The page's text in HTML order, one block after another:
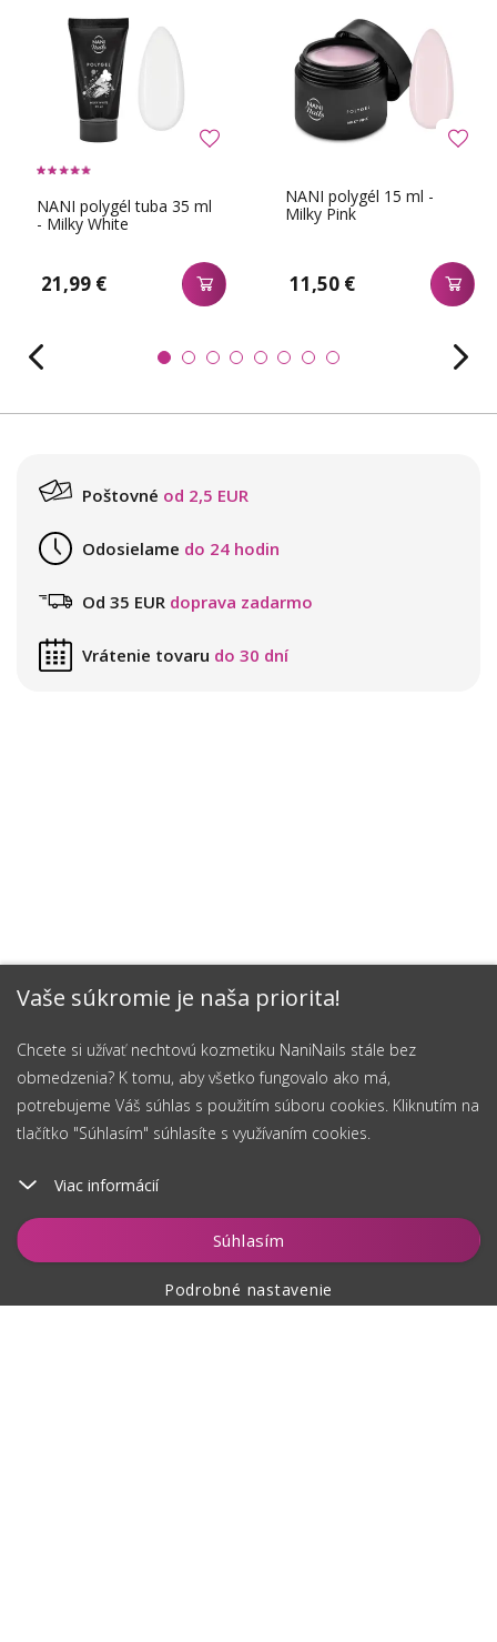
Vaše súkromie je naša priorita!
Chcete si užívať nechtovú kozmetiku NaniNails stále bez
obmedzenia? K tomu, aby všetko fungovalo ako má,
potrebujeme Váš súhlas s použitím súboru cookies. Kliknutím na
tlačítko "Súhlasím" súhlasíte s využívaním cookies.
Viac informácií
Súhlasím
Podrobné nastavenie
Vložiť do košíka
NANI polygél tuba 35 ml
- Milky White
21,99 €
NANI polygél 15 ml -
Milky Pink
11,50 €
Poštovné od 2,5 EUR
Odosielame do 24 hodin
Od 35 EUR doprava zadarmo
Vrátenie tovaru do 30 dní